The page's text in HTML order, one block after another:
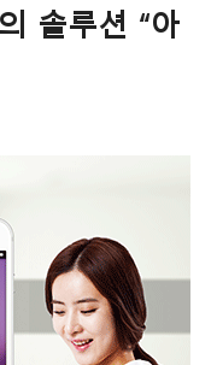
솔루션 “아